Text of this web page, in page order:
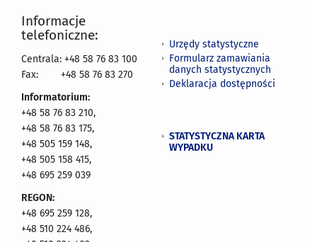
Informacje
telefoniczne:
Centrala: +48 58 76 83 100
Fax:
+48 58 76 83 270
Informatorium:
+48 58 76 83 210,
+48 58 76 83 175,
+48 505 159 148,
+48 505 158 415,
+48 695 259 039
REGON:
+48 695 259 128,
+48 510 224 486,
Urzędy statystyczne
Formularz zamawiania
danych statystycznych
Deklaracja dostępności
STATYSTYCZNA KARTA
WYPADKU